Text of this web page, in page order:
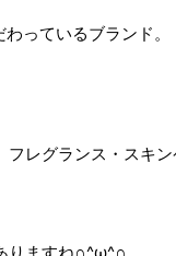
っているブランド。
レグランス・スキ